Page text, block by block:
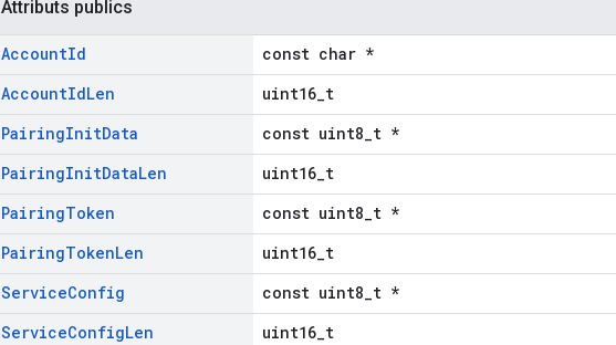
Attributs publics
AccountId
const char *
AccountIdLen
uint16_t
PairingInitData
const uint8_t *
PairingInitDataLen
uint16_t
PairingToken
const uint8_t *
PairingTokenLen
uint16_t
ServiceConfig
const uint8_t *
ServiceConfigLen
uint16_t